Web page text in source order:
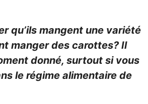
qu’ils mangent une variété
manger des carottes? Il
donné, surtout si vous
le régime alimentaire de